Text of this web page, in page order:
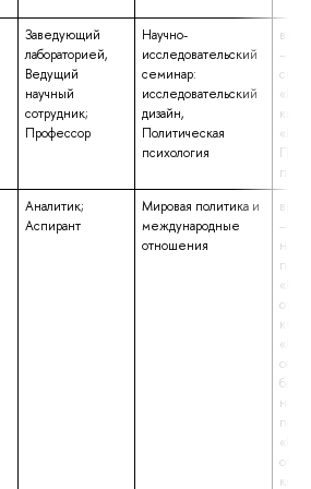
Заведующий
лабораторией,
Ведущий
научный
сотрудник;
Профессор
Научно-
исследовательский
семинар:
исследовательский
дизайн,
Политическая
психология
–
Аналитик;
Аспирант
Мировая политика и
международные
отношения
–